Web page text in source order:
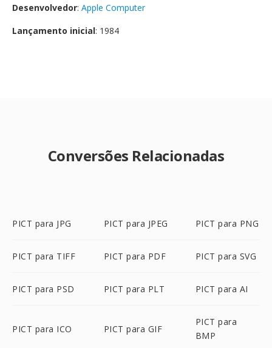
Desenvolvedor: Apple Computer
Lançamento inicial: 1984
Conversões Relacionadas
PICT para JPG PICT para JPEG PICT para PNG
PICT para TIFF PICT para PDF PICT para SVG
PICT para PSD PICT para PLT PICT para AI
PICT para ICO PICT para GIF
PICT para
BMP